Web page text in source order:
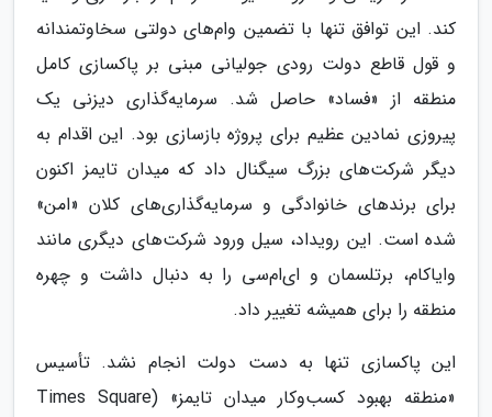
کند. این توافق تنها با تضمین وام‌های دولتی سخاوتمندانه
و قول قاطع دولت رودی جولیانی مبنی بر پاکسازی کامل
منطقه از «فساد» حاصل شد. سرمایه‌گذاری دیزنی یک
پیروزی نمادین عظیم برای پروژه بازسازی بود. این اقدام به
دیگر شرکت‌های بزرگ سیگنال داد که میدان تایمز اکنون
برای برندهای خانوادگی و سرمایه‌گذاری‌های کلان «امن»
شده است. این رویداد، سیل ورود شرکت‌های دیگری مانند
وایاکام، برتلسمان و ای‌ام‌سی را به دنبال داشت و چهره
منطقه را برای همیشه تغییر داد.
این پاکسازی تنها به دست دولت انجام نشد. تأسیس
«منطقه بهبود کسب‌وکار میدان تایمز» (Times Square